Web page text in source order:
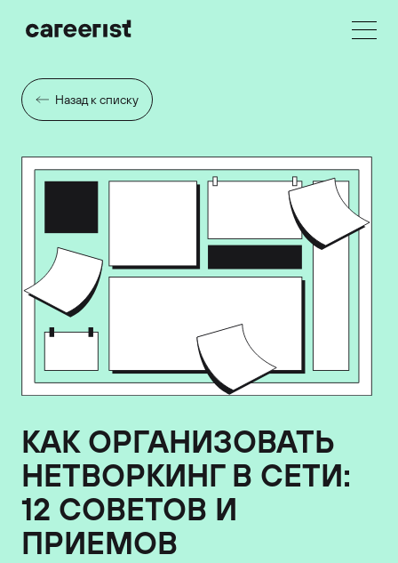
Назад к списку
КАК ОРГАНИЗОВАТЬ
НЕТВОРКИНГ В СЕТИ:
12 СОВЕТОВ И
ПРИЕМОВ